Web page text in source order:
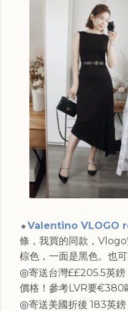
🔸 Valentino VLOGO
條，我買的同款，
棕色，一面是黑色。也
◎寄送台灣££205.5英
價格！參考LVR要€380
◎寄送美國折後 183英